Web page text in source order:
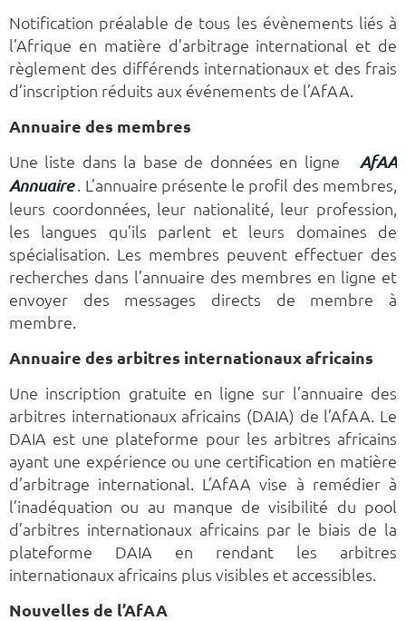
Notification préalable de tous les évènements liés à
l’Afrique en matière d’arbitrage international et de
règlement des différends internationaux et des frais
d’inscription réduits aux événements de l’AfAA.
Annuaire des membres
Une liste dans la base de données en ligne AfAA
Annuaire. L’annuaire présente le profil des membres,
leurs coordonnées, leur nationalité, leur profession,
les langues qu’ils parlent et leurs domaines de
spécialisation. Les membres peuvent effectuer des
recherches dans l’annuaire des membres en ligne et
envoyer des messages directs de membre à
membre.
Annuaire des arbitres internationaux africains
Une inscription gratuite en ligne sur l’annuaire des
arbitres internationaux africains (DAIA) de l’AfAA. Le
DAIA est une plateforme pour les arbitres africains
ayant une expérience ou une certification en matière
d’arbitrage international. L’AfAA vise à remédier à
l’inadéquation ou au manque de visibilité du pool
d’arbitres internationaux africains par le biais de la
plateforme DAIA en rendant les arbitres
internationaux africains plus visibles et accessibles.
Nouvelles de l’AfAA